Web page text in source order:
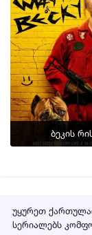
ბეკის
უყურეთ
სერიალებს